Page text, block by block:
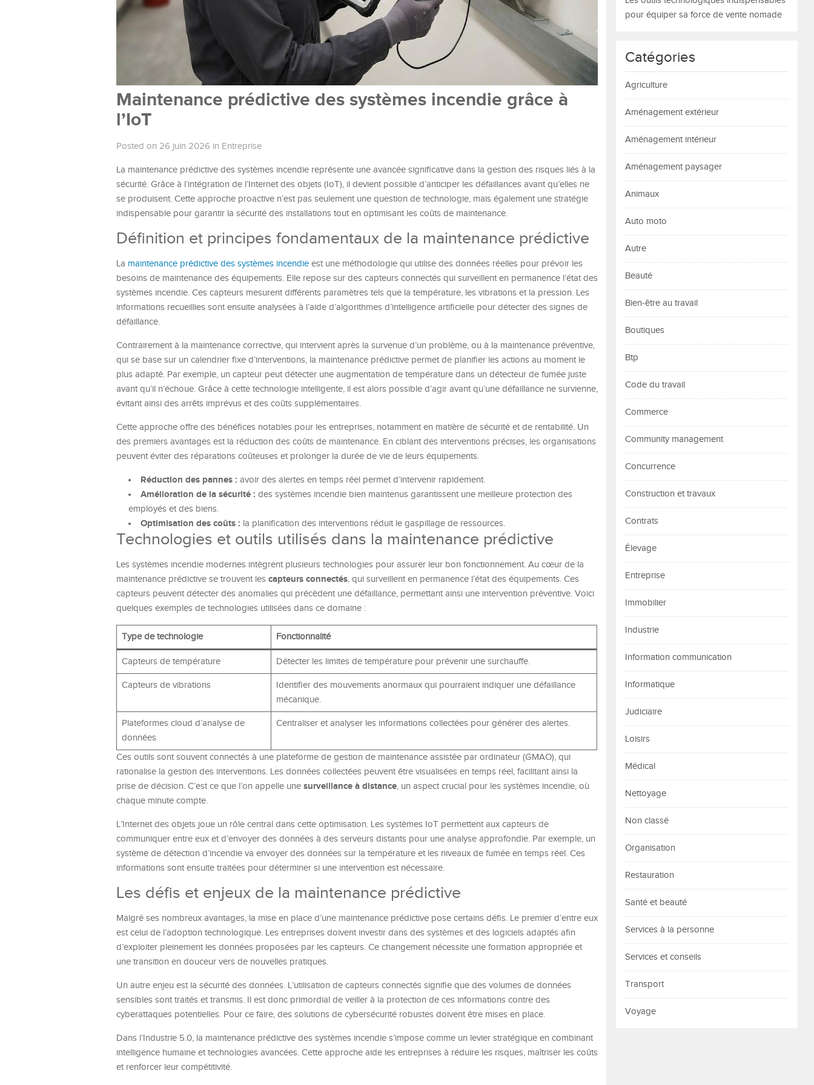
Maintenance prédictive des systèmes incendie grâce à
l’IoT
Posted on 26 juin 2026 in Entreprise
La maintenance prédictive des systèmes incendie représente une avancée significative dans la gestion des risques liés à la
sécurité. Grâce à l’intégration de l’Internet des objets (IoT), il devient possible d’anticiper les défaillances avant qu’elles ne
se produisent. Cette approche proactive n’est pas seulement une question de technologie, mais également une stratégie
indispensable pour garantir la sécurité des installations tout en optimisant les coûts de maintenance.
Définition et principes fondamentaux de la maintenance prédictive
La maintenance prédictive des systèmes incendie est une méthodologie qui utilise des données réelles pour prévoir les
besoins de maintenance des équipements. Elle repose sur des capteurs connectés qui surveillent en permanence l’état des
systèmes incendie. Ces capteurs mesurent différents paramètres tels que la température, les vibrations et la pression. Les
informations recueillies sont ensuite analysées à l’aide d’algorithmes d’intelligence artificielle pour détecter des signes de
défaillance.
Contrairement à la maintenance corrective, qui intervient après la survenue d’un problème, ou à la maintenance préventive,
qui se base sur un calendrier fixe d’interventions, la maintenance prédictive permet de planifier les actions au moment le
plus adapté. Par exemple, un capteur peut détecter une augmentation de température dans un détecteur de fumée juste
avant qu’il n’échoue. Grâce à cette technologie intelligente, il est alors possible d’agir avant qu’une défaillance ne survienne,
évitant ainsi des arrêts imprévus et des coûts supplémentaires.
Cette approche offre des bénéfices notables pour les entreprises, notamment en matière de sécurité et de rentabilité. Un
des premiers avantages est la réduction des coûts de maintenance. En ciblant des interventions précises, les organisations
peuvent éviter des réparations coûteuses et prolonger la durée de vie de leurs équipements.
Réduction des pannes : avoir des alertes en temps réel permet d’intervenir rapidement.
Amélioration de la sécurité : des systèmes incendie bien maintenus garantissent une meilleure protection des
employés et des biens.
Optimisation des coûts : la planification des interventions réduit le gaspillage de ressources.
Technologies et outils utilisés dans la maintenance prédictive
Les systèmes incendie modernes intègrent plusieurs technologies pour assurer leur bon fonctionnement. Au cœur de la
maintenance prédictive se trouvent les capteurs connectés, qui surveillent en permanence l’état des équipements. Ces
capteurs peuvent détecter des anomalies qui précèdent une défaillance, permettant ainsi une intervention préventive. Voici
quelques exemples de technologies utilisées dans ce domaine :
Type de technologie Fonctionnalité
Capteurs de température Détecter les limites de température pour prévenir une surchauffe.
Capteurs de vibrations
Identifier des mouvements anormaux qui pourraient indiquer une défaillance
mécanique.
Plateformes cloud d’analyse de
données
Centraliser et analyser les informations collectées pour générer des alertes.
Ces outils sont souvent connectés à une plateforme de gestion de maintenance assistée par ordinateur (GMAO), qui
rationalise la gestion des interventions. Les données collectées peuvent être visualisées en temps réel, facilitant ainsi la
prise de décision. C’est ce que l’on appelle une surveillance à distance, un aspect crucial pour les systèmes incendie, où
chaque minute compte.
L’Internet des objets joue un rôle central dans cette optimisation. Les systèmes IoT permettent aux capteurs de
communiquer entre eux et d’envoyer des données à des serveurs distants pour une analyse approfondie. Par exemple, un
système de détection d’incendie va envoyer des données sur la température et les niveaux de fumée en temps réel. Ces
informations sont ensuite traitées pour déterminer si une intervention est nécessaire.
Les défis et enjeux de la maintenance prédictive
Malgré ses nombreux avantages, la mise en place d’une maintenance prédictive pose certains défis. Le premier d’entre eux
est celui de l’adoption technologique. Les entreprises doivent investir dans des systèmes et des logiciels adaptés afin
d’exploiter pleinement les données proposées par les capteurs. Ce changement nécessite une formation appropriée et
une transition en douceur vers de nouvelles pratiques.
Un autre enjeu est la sécurité des données. L’utilisation de capteurs connectés signifie que des volumes de données
sensibles sont traités et transmis. Il est donc primordial de veiller à la protection de ces informations contre des
cyberattaques potentielles. Pour ce faire, des solutions de cybersécurité robustes doivent être mises en place.
Dans l’Industrie 5.0, la maintenance prédictive des systèmes incendie s’impose comme un levier stratégique en combinant
intelligence humaine et technologies avancées. Cette approche aide les entreprises à réduire les risques, maîtriser les coûts
et renforcer leur compétitivité.
pour équiper sa force de vente nomade
Catégories
Agriculture
Aménagement extérieur
Aménagement intérieur
Aménagement paysager
Animaux
Auto moto
Autre
Beauté
Bien-être au travail
Boutiques
Btp
Code du travail
Commerce
Community management
Concurrence
Construction et travaux
Contrats
Élevage
Entreprise
Immobilier
Industrie
Information communication
Informatique
Judiciaire
Loisirs
Médical
Nettoyage
Non classé
Organisation
Restauration
Santé et beauté
Services à la personne
Services et conseils
Transport
Voyage